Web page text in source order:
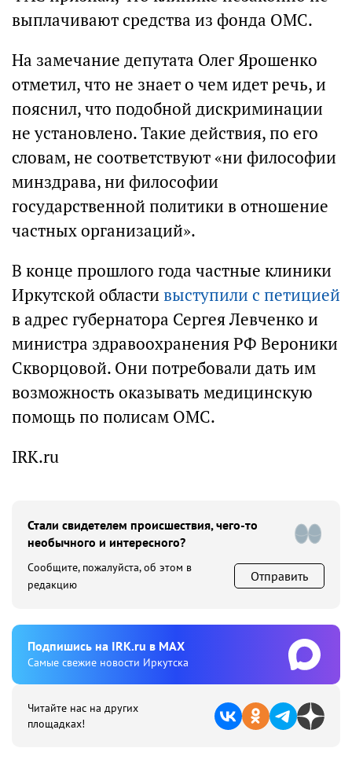
выплачивают средства из фонда ОМС.
На замечание депутата Олег Ярошенко
отметил, что не знает о чем идет речь, и
пояснил, что подобной дискриминации
не установлено. Такие действия, по его
словам, не соответствуют «ни философии
минздрава, ни философии
государственной политики в отношение
частных организаций».
В конце прошлого года частные клиники
Иркутской области выступили с петицией
в адрес губернатора Сергея Левченко и
министра здравоохранения РФ Вероники
Скворцовой. Они потребовали дать им
возможность оказывать медицинскую
помощь по полисам ОМС.
IRK.ru
Стали свидетелем происшествия, чего-то
необычного и интересного?
Сообщите, пожалуйста, об этом в
редакцию
Отправить
Подпишиcь на IRK.ru в MAX
Cамые свежие новости Иркутска
Читайте нас на других
площадках!